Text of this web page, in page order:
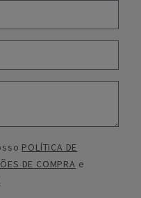
POLÍTICA DE
DE COMPRA e